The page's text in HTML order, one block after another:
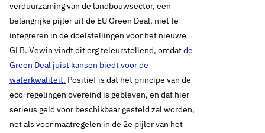
Verblauwing van GLB
moet nu nationaal
handen en voeten
krijgen
3 november 2020 Nieuws
verduurzaming van de landbouwsector, een
belangrijke pijler uit de EU Green Deal, niet te
integreren in de doelstellingen voor het nieuwe
GLB. Vewin vindt dit erg teleurstellend, omdatde
Green Deal juist kansen biedt voor de
waterkwaliteit. Positief is dat het principe van de
eco-regelingen overeind is gebleven, en dat hier
serieus geld voor beschikbaar gesteld zal worden,
net als voor maatregelen in de 2e pijler van het